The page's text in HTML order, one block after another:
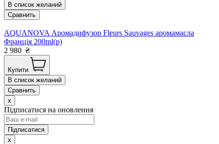
В список желаний
Сравнить
AQUANOVA Аромадифузор Fleurs Sauvages аромамасла
Франція 200ml(р)
2 980 ₴
Купити
В список желаний
Сравнить
x
Підписатися на оновлення
x